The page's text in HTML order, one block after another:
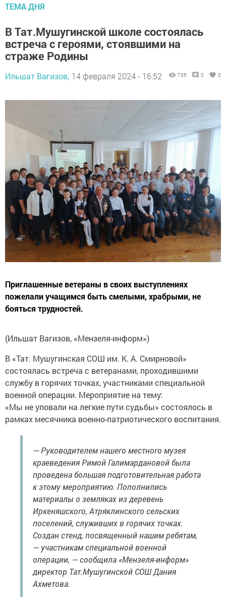
ТЕМА ДНЯ
В Тат.Мушугинской школе состоялась
встреча с героями, стоявшими на
страже Родины
Ильшат Вагизов, 14 февраля 2024 - 16:52 735 0 0
Приглашенные ветераны в своих выступлениях
пожелали учащимся быть смелыми, храбрыми, не
бояться трудностей.
(Ильшат Вагизов, «Мензеля-информ»)
В «Тат. Мушугинская СОШ им. К. А. Смирновой»
состоялась встреча с ветеранами, проходившими
службу в горячих точках, участниками специальной
военной операции. Мероприятие на тему:
«Мы не уповали на легкие пути судьбы» состоялось в
рамках месячника военно-патриотического воспитания.
— Руководителем нашего местного музея
краеведения Римой Галимардановой была
проведена большая подготовительная работа
к этому мероприятию. Пополнились
материалы о земляках из деревень
Иркеняшского, Атряклинского сельских
поселений, служивших в горячих точках.
Создан стенд, посвященный нашим ребятам,
— участникам специальной военной
операции, — сообщила «Мензеля-информ»
директор Тат.Мушугинской СОШ Дания
Ахметова.